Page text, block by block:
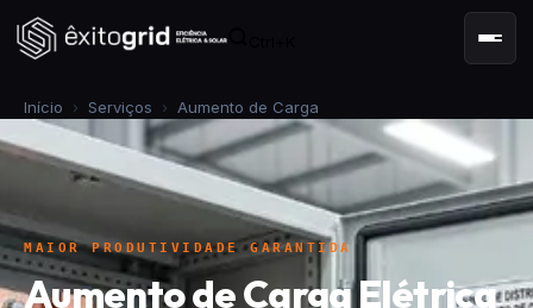
Início › Serviços › Aumento de Carga
MAIOR PRODUTIVIDADE GARANTIDA
Aumento de Carga Elétrica